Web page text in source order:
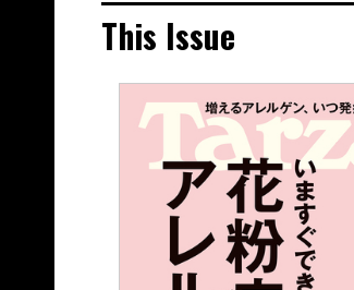
This Issue